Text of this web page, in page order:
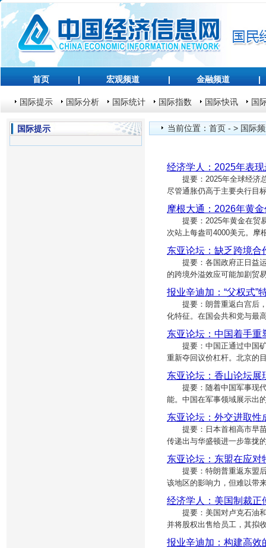
首页 | 宏观频道 | 金融频道 |
国际提示 国际分析 国际统计 国际指数 国际快讯 国
国际提示 当前位置： 首页 - > 国际
经济学人：2025年表
提要：2025年全球经济总
尽管通胀仍高于主要央行目
摩根大通：2026年黄
提要：2025年黄金在贸易
次站上每盎司4000美元。
东亚论坛：缺乏跨境合
提要：各国政府正日益运
的跨境外溢效应可能加剧贸
报业辛迪加：“父权式”
提要：朗普重返白宫后，
化特征。在国会共和党与最
东亚论坛：中国着手重
提要：中国正通过中国矿
重新夺回议价杠杆。北京的
东亚论坛：香山论坛展
提要：随着中国军事现代
能。中国在军事领域展示出
东亚论坛：外交进取性
提要：日本首相高市早苗
传递出与华盛顿进一步靠拢
东亚论坛：东盟在应对
提要：特朗普重返东盟后
该地区的影响力，但难以带
经济学人：美国制裁正
提要：美国对卢克石油和
并将股权出售给员工，其拟
报业辛迪加：构建高效